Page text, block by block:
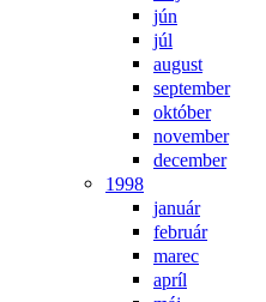
jún
júl
august
september
október
november
december
1998
január
február
marec
apríl